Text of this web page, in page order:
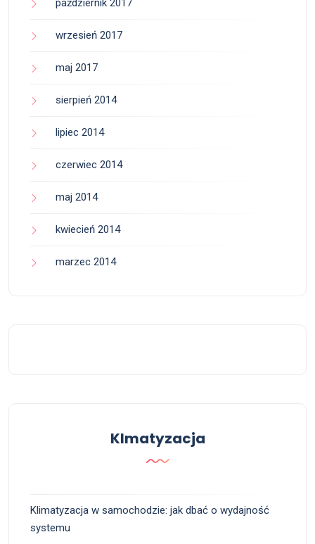
październik 2017
wrzesień 2017
maj 2017
sierpień 2014
lipiec 2014
czerwiec 2014
maj 2014
kwiecień 2014
marzec 2014
Klmatyzacja
Klimatyzacja w samochodzie: jak dbać o wydajność
systemu